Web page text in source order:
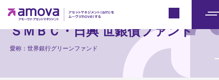
ニ
ＳＭＢＣ・日興 世銀債ファンド
愛称：世界銀行グリーンファンド